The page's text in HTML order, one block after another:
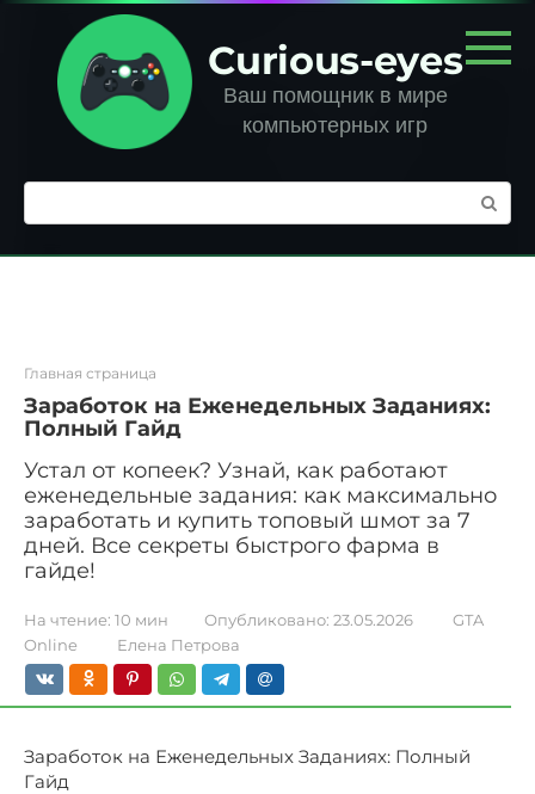
Перейти
контенту
Curious-eyes
Ваш помощник в мире
компьютерных игр
Поиск:
Главная страница
Заработок на Еженедельных Заданиях:
Полный Гайд
Устал от копеек? Узнай, как работают
еженедельные задания: как максимально
заработать и купить топовый шмот за 7
дней. Все секреты быстрого фарма в
гайде!
На чтение: 10 мин Опубликовано: 23.05.2026
GTA
Online
Елена Петрова
Заработок на Еженедельных Заданиях: Полный
Гайд